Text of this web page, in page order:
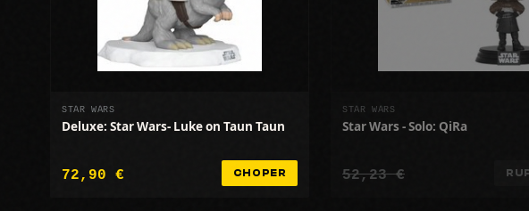
STAR WARS
Deluxe: Star Wars- Luke on Taun Taun
72,90 € CHOPER
STAR WARS
Star Wars - Solo: QiRa
52,23 €